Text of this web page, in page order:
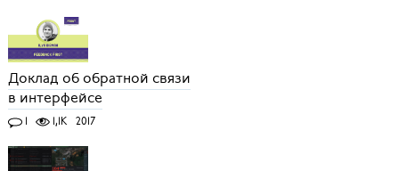
Доклад об обратной связи
в интерфейсе
1 1,1K 2017